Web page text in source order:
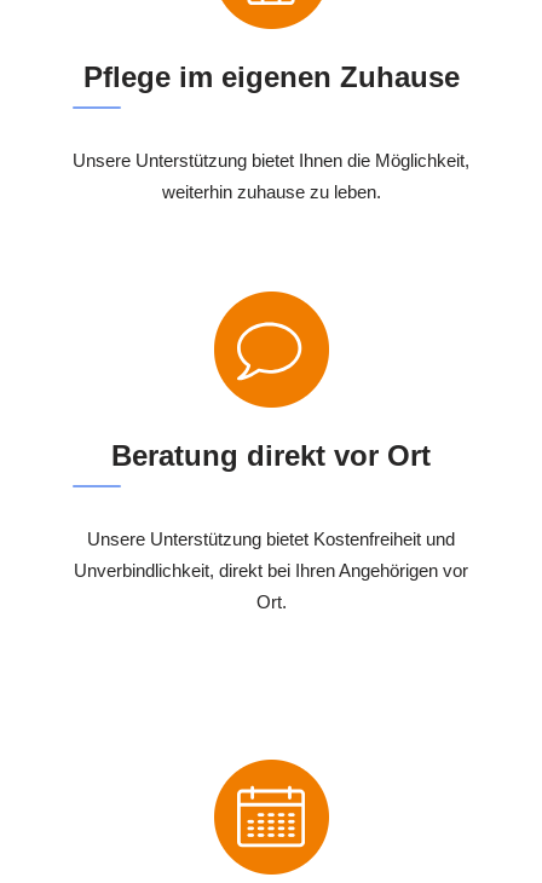
Pflege im eigenen Zuhause
Unsere Unterstützung bietet Ihnen die Möglichkeit,
weiterhin zuhause zu leben.
Beratung direkt vor Ort
Unsere Unterstützung bietet Kostenfreiheit und
Unverbindlichkeit, direkt bei Ihren Angehörigen vor
Ort.